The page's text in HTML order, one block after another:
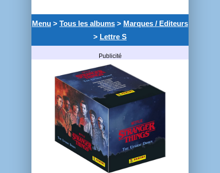
Menu > Tous les albums > Marques / Editeurs
> Lettre S
Publicité